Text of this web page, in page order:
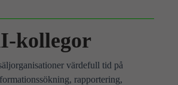
kollegor
värdefull tid på
rapportering,